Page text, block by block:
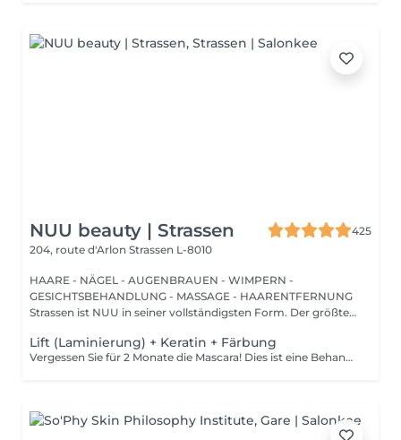
NUU beauty | Strassen
425
204, route d'Arlon Strassen L-8010
HAARE - NÄGEL - AUGENBRAUEN - WIMPERN -
GESICHTSBEHANDLUNG - MASSAGE - HAARENTFERNUNG
Strassen ist NUU in seiner vollständigsten Form. Der größte
Lift (Laminierung) + Keratin + Färbung
Vergessen Sie für 2 Monate die Mascara! Dies ist eine Behandlung, bei der Ihre natürlichen Wimpern angehoben und gekräuselt werden, um sie länger aussehen zu lassen und ihnen eine attraktive Form zu verleihen, die Ihre Augen öffnet. Wie wird die Wimpernlaminierung durchgeführt? - Wimpern werden gewaschen - Augenpads werden platziert - Silikonstäbchen werden platziert - Permanentlösung wird aufgetragen - Liftinglösung verbleibt etwa 15 Minuten auf den Wimpern - Neutralisierungslösung wird aufgetragen, um die Disulfid-Wimpernbindungen wiederherzustellen - Henna oder Farbe wird aufgetragen - Keratin (Serum wird aufgetragen, um die Wimpern hydratisiert und gesund zu halten) - Silikonstäbchen werden entfernt Altersbeschränkungen: empfohlenes Mindestalter ab 14 Jahren. Empfehlungen nach dem Eingriff: die Wimpern 24 Stunden nach dem Eingriff nicht waschen. Frequenz: einmal in 8 Wochen.